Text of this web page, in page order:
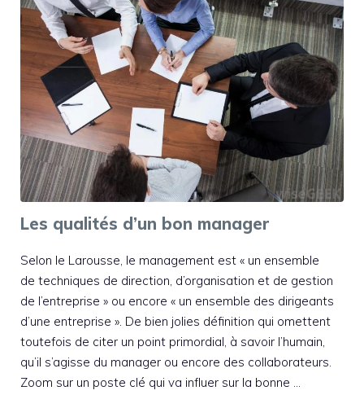
Les qualités d’un bon manager
Selon le Larousse, le management est « un ensemble
de techniques de direction, d’organisation et de gestion
de l’entreprise » ou encore « un ensemble des dirigeants
d’une entreprise ». De bien jolies définition qui omettent
toutefois de citer un point primordial, à savoir l’humain,
qu’il s’agisse du manager ou encore des collaborateurs.
Zoom sur un poste clé qui va influer sur la bonne …